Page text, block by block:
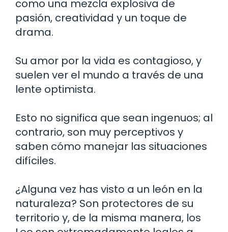
como una mezcla explosiva de
pasión, creatividad y un toque de
drama.
Su amor por la vida es contagioso, y
suelen ver el mundo a través de una
lente optimista.
Esto no significa que sean ingenuos; al
contrario, son muy perceptivos y
saben cómo manejar las situaciones
difíciles.
¿Alguna vez has visto a un león en la
naturaleza? Son protectores de su
territorio y, de la misma manera, los